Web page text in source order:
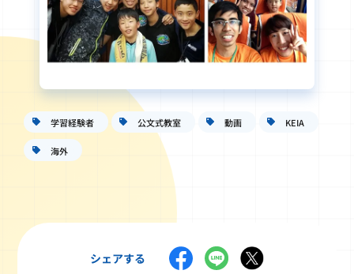
学習経験者 公文式教室 動画 KEIA
海外
シェアする